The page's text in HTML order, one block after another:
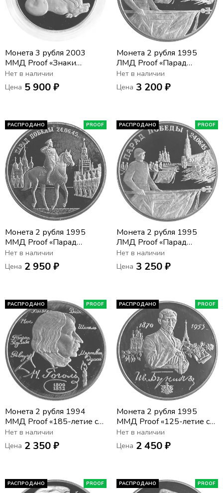
Монета 3 рубля 2003
ММД Proof «Знаки
зодиака - Козерог»
Нет в наличии
Цена 5 900 ₽
Монета 2 рубля 1995
ЛМД Proof «Парад
Победы в Москве (Флаги у
Кремлёвской стены)»
Нет в наличии
Цена 3 200 ₽
РАСПРОДАНО PROOF
Монета 2 рубля 1995
ММД Proof «Парад
Победы в Москве (маршал
Жуков на Красной
площади в Москве)»
Нет в наличии
Цена 2 950 ₽
РАСПРОДАНО PROOF
Монета 2 рубля 1995
ЛМД Proof «Парад
Победы в Москве (Флаги у
Кремлёвской стены)»
Нет в наличии
Цена 3 250 ₽
РАСПРОДАНО PROOF
Монета 2 рубля 1994
ММД Proof «185-летие со
дня рождения Н.В. Гоголя»
Нет в наличии
Цена 2 350 ₽
РАСПРОДАНО PROOF
Монета 2 рубля 1995
ММД Proof «125-летие со
дня рождения И.А.
Бунина»
Нет в наличии
Цена 2 450 ₽
РАСПРОДАНО PROOF РАСПРОДАНО PROOF